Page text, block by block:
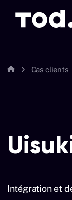
Cas clients
Intégration et